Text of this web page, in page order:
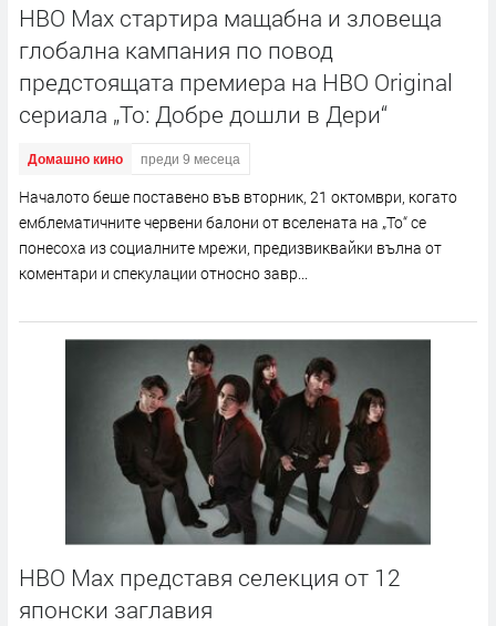
HBO Max стартира мащабна и зловеща
глобална кампания по повод
предстоящата премиера на HBO Original
сериала „То: Добре дошли в Дери“
Домашно кино преди 9 месеца
Началото беше поставено във вторник, 21 октомври, когато
емблематичните червени балони от вселената на „То“ се
понесоха из социалните мрежи, предизвиквайки вълна от
коментари и спекулации относно завр...
HBO Max представя селекция от 12
японски заглавия